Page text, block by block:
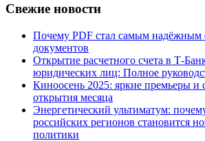
Свежие новости
Почему PDF стал самым надёжным
документов
Открытие расчетного счета в Т-
юридических лиц: Полное
Киноосень 2025: яркие премьеры и
открытия месяца
Энергетический ультиматум:
российских регионов становится
политики